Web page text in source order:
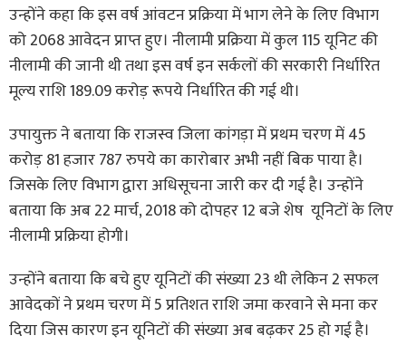
उन्होंने कहा कि इस वर्ष आंवटन प्रक्रिया में भाग लेने के लिए विभाग
को 2068 आवेदन प्राप्त हुए। नीलामी प्रक्रिया में कुल 115 यूनिट की
नीलामी की जानी थी तथा इस वर्ष इन सर्कलों की सरकारी निर्धारित
मूल्य राशि 189.09 करोड़ रूपये निर्धारित की गई थी।
उपायुक्त ने बताया कि राजस्व जिला कांगड़ा में प्रथम चरण में 45
करोड़ 81 हजार 787 रुपये का कारोबार अभी नहीं बिक पाया है।
जिसके लिए विभाग द्वारा अधिसूचना जारी कर दी गई है। उन्होंने
बताया कि अब 22 मार्च, 2018 को दोपहर 12 बजे शेष यूनिटों के लिए
नीलामी प्रक्रिया होगी।
उन्होंने बताया कि बचे हुए यूनिटों की संख्या 23 थी लेकिन 2 सफल
आवेदकों ने प्रथम चरण में 5 प्रतिशत राशि जमा करवाने से मना कर
दिया जिस कारण इन यूनिटों की संख्या अब बढ़कर 25 हो गई है।